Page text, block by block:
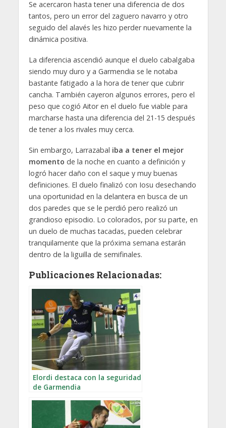
Se acercaron hasta tener una diferencia de dos
tantos, pero un error del zaguero navarro y otro
seguido del alavés les hizo perder nuevamente la
dinámica positiva.
La diferencia ascendió aunque el duelo cabalgaba
siendo muy duro y a Garmendia se le notaba
bastante fatigado a la hora de tener que cubrir
cancha. También cayeron algunos errores, pero el
peso que cogió Aitor en el duelo fue viable para
marcharse hasta una diferencia del 21-15 después
de tener a los rivales muy cerca.
Sin embargo, Larrazabal iba a tener el mejor
momento de la noche en cuanto a definición y
logró hacer daño con el saque y muy buenas
definiciones. El duelo finalizó con Iosu desechando
una oportunidad en la delantera en busca de un
dos paredes que se le perdió pero realizó un
grandioso episodio. Lo colorados, por su parte, en
un duelo de muchas tacadas, pueden celebrar
tranquilamente que la próxima semana estarán
dentro de la liguilla de semifinales.
Publicaciones Relacionadas:
Elordi destaca con la seguridad
de Garmendia